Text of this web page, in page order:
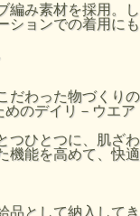
去したり抑えたり
の汗や摩擦により
用はお避け下さ
に入れてお洗い下
。
間照射により、色
は縦方向に引っ張
になりますのでお
い。
編み素材を採用。し
ションでの着用にも
だわった物づくりの
のデイリ－ウエア
つひとつに、肌ざわ
機能を高めて、快適
品として納入してき